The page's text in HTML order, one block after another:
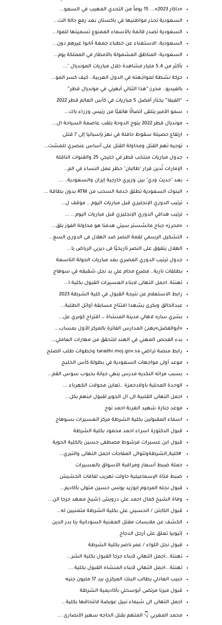
«داكار 2023»... 15 يوماً من التحدي المهيب في السعو...
السعودية تحذر مواطنيها في باكستان بعد رفع حالة الت...
السعودية تصدر قائمة بالأسماء الممنوع تسميتها للموا...
السعودية: الاستغناء عن خطباء جمعة أنابوا غيرهم دون...
السعودية: المناطق المشمولة بالأمطار في المملكة يوم...
بأكثر من 5.4 مليار مشاهدة خلال مباريات المونديال "...
حركة نشطة لمواجهته في الدول العربية.. كيف كسر المو...
بالفيديو.. محرز:”هذا الثنائي أبهرني في مونديال قطر”
“الفيفا” يختار أفضل 5 مباريات في كأس العالم قطر 2022
سمو الأمير يتلقى اتصالًا هاتفيًا من رئيس وزراء باك...
مونديال قطر 2022 يتوج الدوحة بلقب عاصمة السياحة ال...
ارتفاع حصيلة سقوط حافلة في نهر بإسبانيا إلى 7 قتلى
توجيه تهم القتل ومحاولة القتل على أساس عنصري للمشت...
جدول مباريات منتخب قطر في خليجي 25 والقنوات الناقلة
الإمارات تُدين قرار "طالبان" حظر عمل النساء في الم...
بعد "حديث ودي" بين وزيري خارجية إيران والسعودية.. ...
البنوك السعودية تطلق خدمة السحب من ATM بدون بطاقة ...
ترتيب الدوري الإنجليزي قبل مباريات اليوم .. موقف ل...
ترتيب هدافي الدوري الإنجليزي قبل مباريات اليوم .. ...
«محرز» جناح مانشستر سيتي هدفنا هو محاولة الفوز بلق...
التشكيل الرسمي لقمة النصر ضد الهلال فى الدورى السع...
الهلال يتفوق على النصر تاريخيًا فى ديربي الرياض با...
جدول ترتيب الدوري المصري بعد مباريات الجولة التاسعة
بطلقات نارية.. مصرع محام علي يد نجل شقيقه في سوهاج
تهنئة..اجمل التهانى لابناء العسيرات القبول بكلية ا...
رابط الاستعلام عن نتيجة القبول في كلية الشرطة 2023
عبدالخالق وبكرى يشهدا افتتاح مسابقة أوائل الطلبة...
بشري ساره لاهالي مدينة المنشاة ،، اقتراح كوبري عل...
«أبوالفضل»يهنئ المدارس الفائزة بالمركز الأول بمساب...
بدء الفحص المهني في الهند للتحقق من مهارات العاملي...
رابط منصة تراضي taradhi.moj.gov.sa‎ وخطوات طلب الصلح
موعد أولى مواجهات السعودية في بطولة كأس الخليج
بسبب مراته النكديه مدرس ينهي حياتة بحبوب سوس القم...
الوحدة المحلية باولادحمزة ..تعاين محولات الكهرباء ...
اجمل التهانى القلبية الى ال الجوير لقبول ابنهم بكل...
موعد جنازة شهيد الغربة احمد نوح
اسماء المقبولين بكلية الشرطة مركز العسيرات بسوهاج
قبول الدكتورة اسراء احمد محمود بكلية الشرطة
قبول ابن عسيرات فرشوط مصطفى حسين بالكلية الحوية
#كلية_الشرطةوتتوالى المفاجأت اجمل التهانى والتبري...
حملة ضبط أسعار ومراقبة الأسواق بالعسيرات
ضبط فتاة الإسماعيلية حاولت تهريب لفافات الحشيش
قبول نجله المرحوم ابوزيد يونس حسين متولى بأكاديم...
وفاة الشيخ كمال احمد علي درويش (شيخ معهد جرجا الن...
قبول الكابتن / الحسيني علي بكلية الشرطة متمنيين له...
الكشف عن ملابسات مقتل المغنية السودانية رنا بدر الدين
إثيوبيا تعلق على أرجل الدجاج
قبول نجل اللواء / عمر ناصر بكلية الشرطة
تهنئة...اجمل التهاني لأبناء جرجا القبول بكلية الشر...
تهنئة...اجمل التهاني لأبناء المنشاه القبول بكلية ...
حبيب العادلي يطالب البنك المركزي برد 17 مليون جنيه
قبول ميرنا مرتضى أبوسحلي بأكاديمية الشرطة
اجمل التهانى الى شيماء نبيل عويضة لالتحاقها بكلية...
محمد المغربي 👇 المتهم بقتل الحاجه سهير الأنصارى ...